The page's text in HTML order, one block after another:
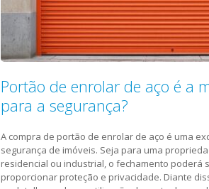
Portão de enrolar de aço é a
para a segurança?
A compra de portão de enrolar de aço é uma
segurança de imóveis. Seja para uma
residencial ou industrial, o fechamento poderá
proporcionar proteção e privacidade. Diante